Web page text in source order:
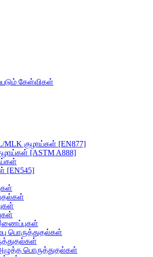
கேள்விகள்
MLK குழாய்கள் [EN877]
குழாய்கள் [ASTM A888]
[EN545]
இணைப்புகள்
பொருத்துதல்கள்
அழுத்த பொருத்துதல்கள்